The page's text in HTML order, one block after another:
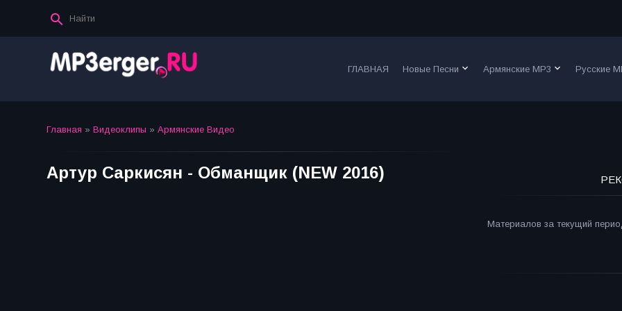
ГЛАВНАЯ Новые Песни keyboard_arrow_down Армянские MP3 keyboard_arrow_down Русские
Главная » Видеоклипы » Армянские Видео
Артур Саркисян - Обманщик (NEW 2016)
Материалов за текущий